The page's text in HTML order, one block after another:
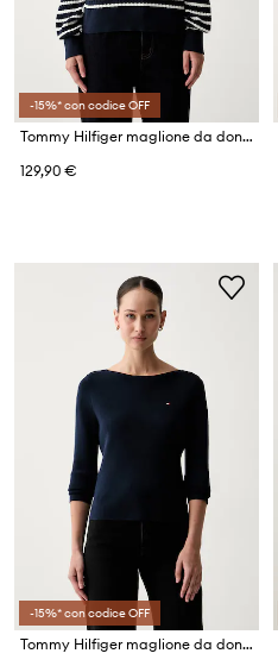
-15%* con codice OFF
Tommy Hilfiger maglione da donna in cotone
129,90 €
-15%* con codice OFF
Tommy Hilfiger maglione da donna con cotone